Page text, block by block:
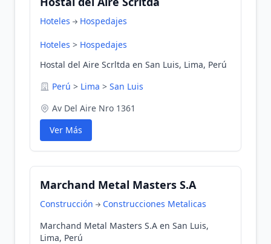
Hoteles Hospedajes
Hoteles > Hospedajes
Hostal del Aire Scrltda en San Luis, Lima, Perú
Perú > Lima > San Luis
Av Del Aire Nro 1361
Ver Más
Marchand Metal Masters S.A
Construcción
Construcciones Metalicas
Marchand Metal Masters S.A en San Luis,
Lima, Perú